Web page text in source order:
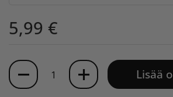
5,99 €
Määrä
Lisää